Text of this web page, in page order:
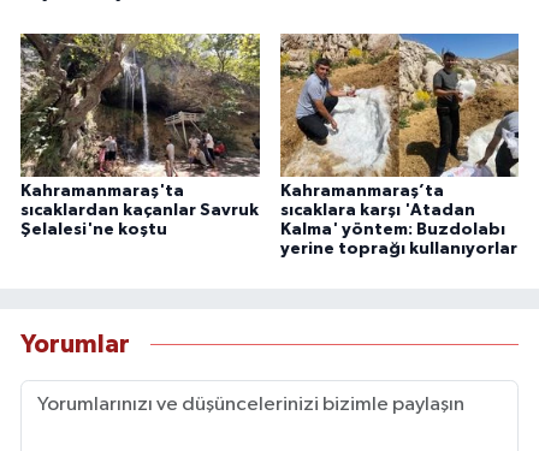
Kahramanmaraş'ta
sıcaklardan kaçanlar Savruk
Şelalesi'ne koştu
Kahramanmaraş’ta
sıcaklara karşı 'Atadan
Kalma' yöntem: Buzdolabı
yerine toprağı kullanıyorlar
Yorumlar